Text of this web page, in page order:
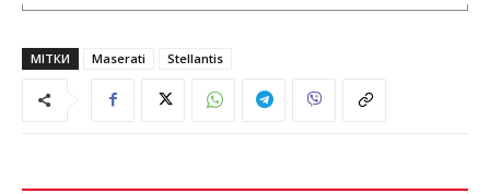
МІТКИ Maserati Stellantis